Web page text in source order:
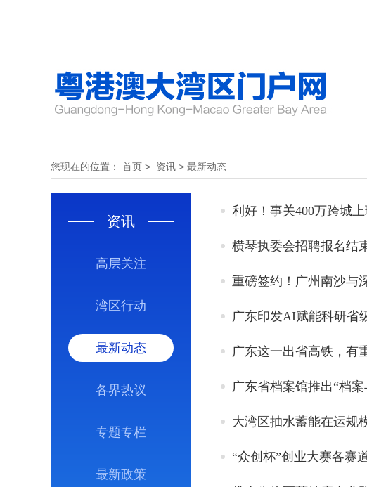
您现在的位置： 首页 > 资讯 > 最新动态
资讯
高层关注
湾区行动
最新动态
各界热议
专题专栏
最新政策
利好！事关400万跨城
横琴执委会招聘报名结
重磅签约！广州南沙与
广东印发AI赋能科研省
广东这一出省高铁，有
广东省档案馆推出“档
大湾区抽水蓄能在运规
“众创杯”创业大赛各赛